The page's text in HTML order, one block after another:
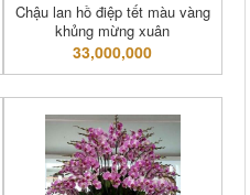
Chậu lan hồ điệp tết màu vàng
khủng mừng xuân
33,000,000